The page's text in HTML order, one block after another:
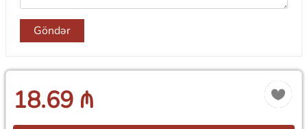
Göndər
18.69 ₼